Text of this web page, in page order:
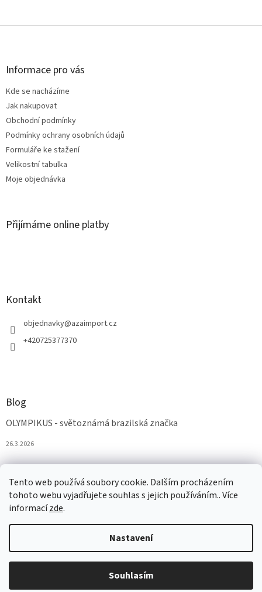
Tento web používá soubory cookie. Dalším procházením
tohoto webu vyjadřujete souhlas s jejich používáním.. Více
informacízde.
Nastavení
Souhlasím
Z
Informace pro vás
Kde se nacházíme
Jak nakupovat
Obchodní podmínky
Podmínky ochrany osobních údajů
Formuláře ke stažení
Velikostní tabulka
Moje objednávka
Přijímáme online platby
Kontakt
objednavky@azaimport.cz
+420725377370
Blog
OLYMPIKUS - světoznámá brazilská značka
26.3.2026
Vytvořil Shoptet
AZAobuv. Všechna práva vyhrazena.